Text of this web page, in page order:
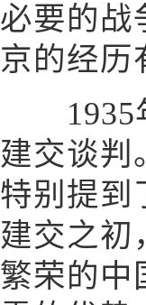
必要的战
京的经历
1935年
建交谈判
特别提到
建交之初
繁荣的中